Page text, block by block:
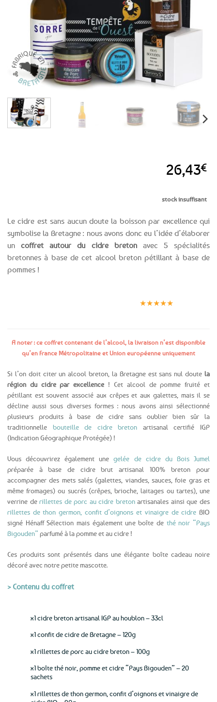
Le cidre est sans aucun doute la boisson par excellence qui
symbolise la Bretagne : nous avons donc eu l’idée d’élaborer
un coffret autour du cidre bretonavec 5 spécialités
bretonnes à base de cet alcool breton pétillant à base de
pommes !
26,43€
stock insuffisant
★★★★★
A noter : ce coffret contenant de l’alcool, la livraison n’est disponible
qu’en France Métropolitaine et Union européenne uniquement
Si l’on doit citer un alcool breton, la Bretagne est sans nul doute la
région du cidre par excellence ! Cet alcool de pomme fruité et
pétillant est souvent associé aux crêpes et aux galettes, mais il se
décline aussi sous diverses formes : nous avons ainsi sélectionné
plusieurs produits à base de cidre sans oublier bien sûr la
traditionnelle bouteille de cidre breton artisanal certifié IGP
(Indication Géographique Protégée) !
Vous découvrirez également unegelée de cidre du Bois Jumel
préparée à base de cidre brut artisanal 100% breton pour
accompagner des mets salés (galettes, viandes, sauces, foie gras et
même fromages) ou sucrés (crêpes, brioche, laitages ou tartes), une
verrine derillettes de porc au cidre bretonartisanales ainsi que des
rillettes de thon germon, confit d’oignons et vinaigre de cidre BIO
signé Hénaff Sélection mais également une boîte de thé noir “Pays
Bigouden” parfumé à la pomme et au cidre !
Ces produits sont présentés dans une élégante boîte cadeau noire
décoré avec notre petite mascotte.
> Contenu du coffret
x1 cidre breton artisanal IGP au houblon – 33cl
x1 confit de cidre de Bretagne – 120g
x1 rillettes de porc au cidre breton – 100g
x1 boîte thé noir, pomme et cidre “Pays Bigouden” – 20
sachets
x1 rillettes de thon germon, confit d’oignons et vinaigre de